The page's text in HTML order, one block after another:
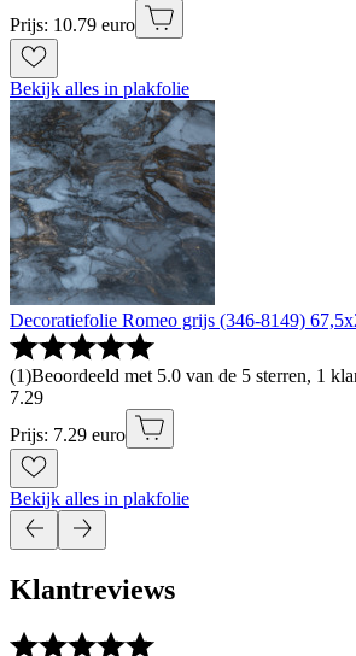
Prijs: 10.79 euro
Bekijk alles in plakfolie
Decoratiefolie Romeo grijs (346-8149)
(1)Beoordeeld met 5.0 van de 5 sterren, 1
7.29
Prijs: 7.29 euro
Bekijk alles in plakfolie
Klantreviews